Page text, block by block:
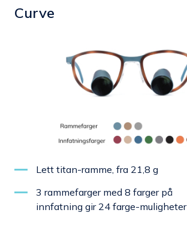
Curve
Lett titan-ramme, fra 21,8 g
3 rammefarger med 8 farger på
innfatning gir 24 farge-muligheter